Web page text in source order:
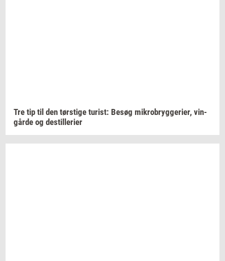
Tre tip til den tørsti­ge turist: Besøg mi­kro­bryg­ge­ri­er, vin­
går­de og destil­le­ri­er